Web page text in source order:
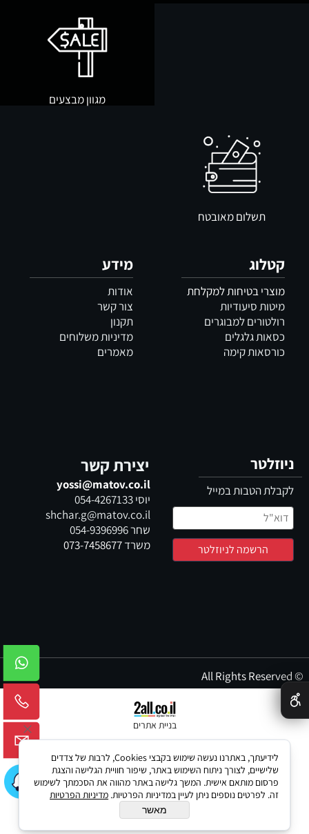
מגוון מבצעים
תשלום מאובטח
קטלוג
מוצרי בטיחות למקלחת
מיטות סיעודיות
רולטורים למבוגרים
כסאות גלגלים
כורסאות קימה
מידע
אודות
צור קשר
תקנון
מדיניות משלוחים
מאמרים
ניוזלטר
לקבלת הטבות במייל
יצירת קשר
yossi@matov.co.il
יוסי054-4267133
shchar.g@matov.co.il
שחר054-9396996
משרד073-7458677
© All Rights Reserved
בניית אתרים
✕
לידיעתך, באתרנו נעשה שימוש בקבצי Cookies, לרבות של צדדים
שלישיים, לצורך ניתוח השימוש באתר, שיפור חוויית הגלישה והצגת
פרסום מותאם אישית. המשך גלישה באתר מהווה את הסכמתך לשימוש
זה. לפרטים נוספים ניתן לעיין במדיניות הפרטיות. מדיניות הפרטיות
מאשר